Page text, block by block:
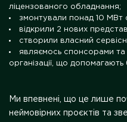
ліцензованого обладнання;
змонтували понад 10 МВт
відкрили 2 нових
створили власний
являємось спонсорами та
організації, що допомагають
Ми впевнені, що це лише
неймовірних проєктів та